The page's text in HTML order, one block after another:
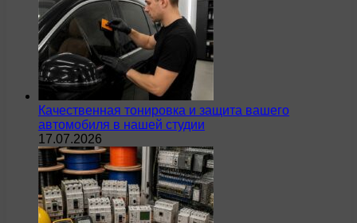
Качественная тонировка и защита вашего
автомобиля в нашей студии
17.07.2026